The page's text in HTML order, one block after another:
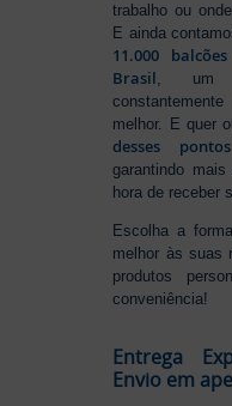
trabalho ou
E ainda
11.000
Brasil, um
melhor. E quer
desses
garantindo
hora de receber
Escolha a
melhor às suas
produtos
conveniência!
Entrega
Envio em